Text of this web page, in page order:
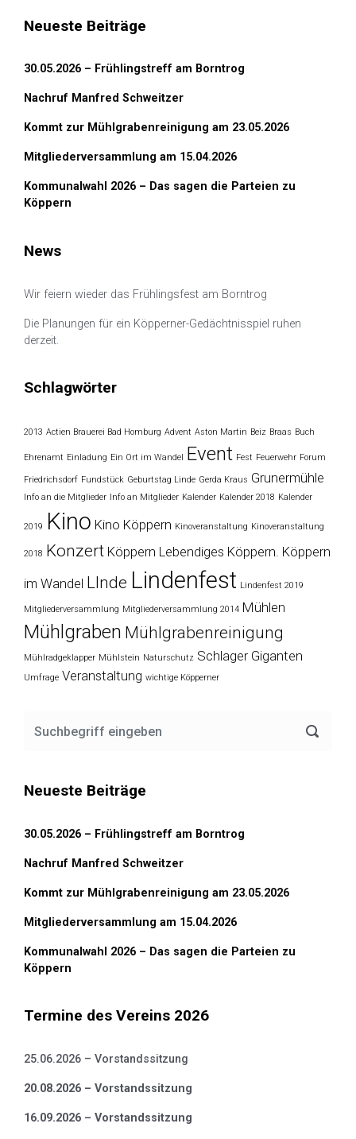
Neueste Beiträge
30.05.2026 – Frühlingstreff am Borntrog
Nachruf Manfred Schweitzer
Kommt zur Mühlgrabenreinigung am 23.05.2026
Mitgliederversammlung am 15.04.2026
Kommunalwahl 2026 – Das sagen die Parteien zu
Köppern
News
Wir feiern wieder das Frühlingsfest am Borntrog
Die Planungen für ein Köpperner-Gedächtnisspiel ruhen
derzeit.
Schlagwörter
2013 Actien Brauerei Bad Homburg Advent Aston Martin Beiz Braas Buch
Ehrenamt Einladung Ein Ort im Wandel Event Fest Feuerwehr Forum
Friedrichsdorf Fundstück Geburtstag Linde Gerda Kraus Grunermühle
Info an die Mitglieder Info an Mitglieder Kalender Kalender 2018 Kalender
2019 Kino Kino Köppern Kinoveranstaltung Kinoveranstaltung
2018 Konzert Köppern Lebendiges Köppern. Köppern
im Wandel LInde Lindenfest Lindenfest 2019
Mitgliederversammlung Mitgliederversammlung 2014 Mühlen
Mühlgraben Mühlgrabenreinigung
Mühlradgeklapper Mühlstein Naturschutz Schlager Giganten
Umfrage Veranstaltung wichtige Köpperner
Neueste Beiträge
30.05.2026 – Frühlingstreff am Borntrog
Nachruf Manfred Schweitzer
Kommt zur Mühlgrabenreinigung am 23.05.2026
Mitgliederversammlung am 15.04.2026
Kommunalwahl 2026 – Das sagen die Parteien zu
Köppern
Termine des Vereins 2026
25.06.2026 – Vorstandssitzung
20.08.2026 – Vorstandssitzung
16.09.2026 – Vorstandssitzung